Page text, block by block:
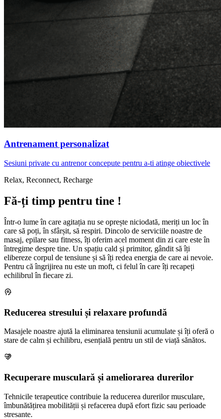
Antrenament personalizat
Sesiuni private cu antrenor concepute pentru a-ti atinge obiectivele
Relax, Reconnect, Recharge
Fă-ți timp pentru tine !
Într-o lume în care agitația nu se oprește niciodată, meriți un loc în
care să poți, în sfârșit, să respiri. Dincolo de serviciile noastre de
masaj, epilare sau fitness, îți oferim acel moment din zi care este în
întregime despre tine. Un spațiu cald și primitor, gândit să îți
elibereze corpul de tensiune și să îți redea energia de care ai nevoie.
Pentru că îngrijirea nu este un moft, ci felul în care îți recapeți
echilibrul în fiecare zi.
psychology
Reducerea stresului și relaxare profundă
Masajele noastre ajută la eliminarea tensiunii acumulate și îți oferă o
stare de calm și echilibru, esențială pentru un stil de viață sănătos.
relax
Recuperare musculară și ameliorarea durerilor
Tehnicile terapeutice contribuie la reducerea durerilor musculare,
îmbunătățirea mobilității și refacerea după efort fizic sau perioade
stresante.